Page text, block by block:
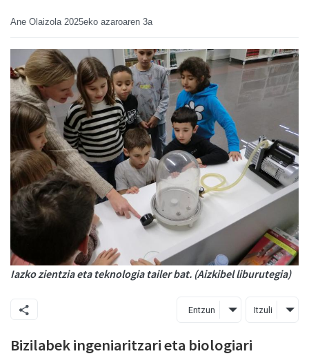
Ane Olaizola 2025eko azaroaren 3a
Iazko zientzia eta teknologia tailer bat. (Aizkibel liburutegia)
Entzun Itzuli
Bizilabek ingeniaritzari eta biologiari